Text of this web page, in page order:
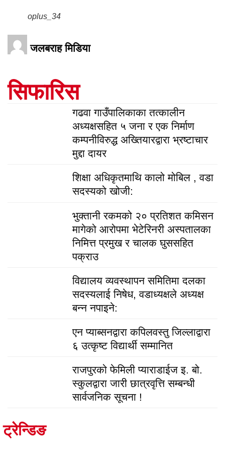
oplus_34
जलबराह मिडिया
सिफारिस
गढवा गाउँपालिकाका तत्कालीन
अध्यक्षसहित ५ जना र एक निर्माण
कम्पनीविरुद्ध अख्तियारद्वारा भ्रष्टाचार
मुद्दा दायर
शिक्षा अधिकृतमाथि कालो मोबिल , वडा
सदस्यको खोजी:
भुक्तानी रकमको २० प्रतिशत कमिसन
मागेको आरोपमा भेटेरिनरी अस्पतालका
निमित्त प्रमुख र चालक घुससहित
पक्राउ
विद्यालय व्यवस्थापन समितिमा दलका
सदस्यलाई निषेध, वडाध्यक्षले अध्यक्ष
बन्न नपाइने:
एन प्याब्सनद्वारा कपिलवस्तु जिल्लाद्वारा
६ उत्कृष्ट विद्यार्थी सम्मानित
राजपुरको फेमिली प्याराडाईज इ. बो.
स्कुलद्वारा जारी छात्रवृत्ति सम्बन्धी
सार्वजनिक सूचना !
ट्रेन्डिङ